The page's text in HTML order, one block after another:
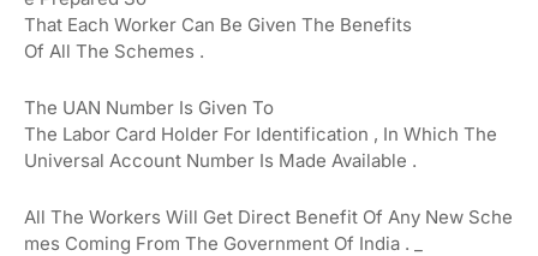
That Each Worker Can Be Given The Benefits
Of All The Schemes .
The UAN Number Is Given To
The Labor Card Holder For Identification , In Which The
Universal Account Number Is Made Available .
All The Workers Will Get Direct Benefit Of Any New Sche
Mes Coming From The Government Of India .